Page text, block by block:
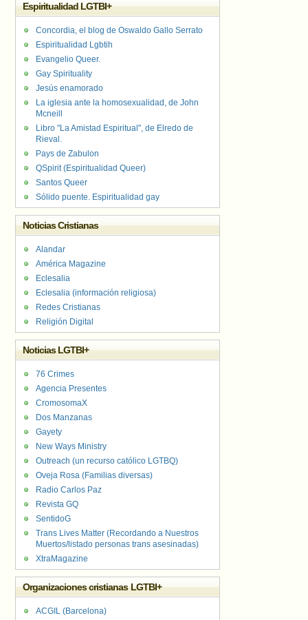
Espiritualidad LGTBI+
Concordia, el blog de Oswaldo Gallo Serrato
Espiritualidad Lgbtih
Evangelio Queer.
Gay Spirituality
Jesús enamorado
La iglesia ante la homosexualidad, de John
Mcneill
Libro "La Amistad Espiritual", de Elredo de
Rieval.
Pays de Zabulon
QSpirit (Espiritualidad Queer)
Santos Queer
Sólido puente. Espiritualidad gay
Noticias Cristianas
Alandar
América Magazine
Eclesalia
Eclesalia (información religiosa)
Redes Cristianas
Religión Digital
Noticias LGTBI+
76 Crimes
Agencia Presentes
CromosomaX
Dos Manzanas
Gayety
New Ways Ministry
Outreach (un recurso católico LGTBQ)
Oveja Rosa (Familias diversas)
Radio Carlos Paz
Revista GQ
SentidoG
Trans Lives Matter (Recordando a Nuestros
Muertos/listado personas trans asesinadas)
XtraMagazine
Organizaciones cristianas LGTBI+
ACGIL (Barcelona)